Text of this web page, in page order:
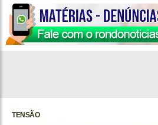
TENSÃO